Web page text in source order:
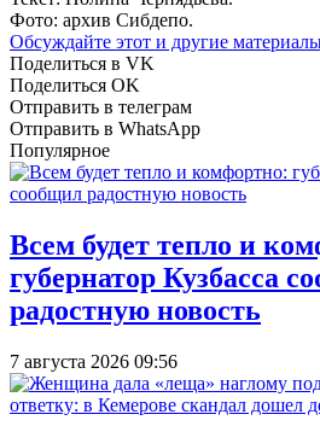
Фото: архив Сибдепо.
Обсуждайте этот и другие
Поделиться в VK
Поделиться OK
Отправить в телеграм
Отправить в WhatsApp
Популярное
Всем будет тепло и
губернатор Кузбасса
радостную новость
7 августа 2026 09:56